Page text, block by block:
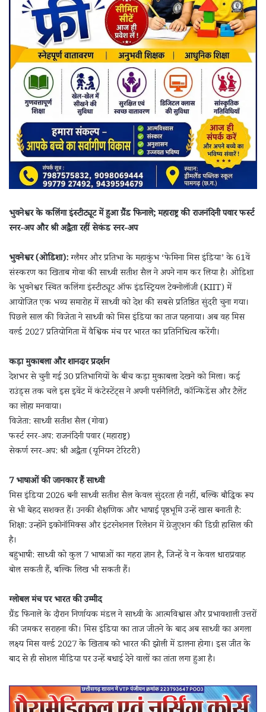
भुवनेश्वर के कलिंगा इंस्टीट्यूट में हुआ ग्रैंड फिनाले; महाराष्ट्र की राजनंदिनी पवार फर्स्ट
रनर-अप और श्री अद्वैता रहीं सेकंड रनर-अप
भुवनेश्वर (ओडिशा):ग्लैमर और प्रतिभा के महाकुंभ ‘फेमिना मिस इंडिया’ के 61वें
संस्करण का खिताब गोवा की साध्वी सतीश सैल ने अपने नाम कर लिया है। ओडिशा
के भुवनेश्वर स्थित कलिंगा इंस्टीट्यूट ऑफ इंडस्ट्रियल टेक्नोलॉजी (KIIT) में
आयोजित एक भव्य समारोह में साध्वी को देश की सबसे प्रतिष्ठित सुंदरी चुना गया।
पिछले साल की विजेता ने साध्वी को मिस इंडिया का ताज पहनाया। अब वह मिस
वर्ल्ड 2027 प्रतियोगिता में वैश्विक मंच पर भारत का प्रतिनिधित्व करेंगी।
कड़ा मुकाबला और शानदार प्रदर्शन
देशभर से चुनी गई 30 प्रतिभागियों के बीच कड़ा मुकाबला देखने को मिला। कई
राउंड्स तक चले इस इवेंट में कंटेस्टेंट्स ने अपनी पर्सनैलिटी, कॉन्फिडेंस और टैलेंट
का लोहा मनवाया।
विजेता: साध्वी सतीश सैल (गोवा)
फर्स्ट रनर-अप: राजनंदिनी पवार (महाराष्ट्र)
सेकर्ण रनर-अप: श्री अद्वैता (यूनियन टेरिटरी)
7 भाषाओं की जानकार हैं साध्वी
मिस इंडिया 2026 बनी साध्वी सतीश सैल केवल सुंदरता ही नहीं, बल्कि बौद्धिक रूप
से भी बेहद सशक्त हैं। उनकी शैक्षणिक और भाषाई पृष्ठभूमि उन्हें खास बनाती है:
शिक्षा: उन्होंने इकोनॉमिक्स और इंटरनेशनल रिलेशन में ग्रेजुएशन की डिग्री हासिल की
है।
बहुभाषी: साध्वी को कुल 7 भाषाओं का गहरा ज्ञान है, जिन्हें वे न केवल धाराप्रवाह
बोल सकती हैं, बल्कि लिख भी सकती हैं।
ग्लोबल मंच पर भारत की उम्मीद
ग्रैंड फिनाले के दौरान निर्णायक मंडल ने साध्वी के आत्मविश्वास और प्रभावशाली उत्तरों
की जमकर सराहना की। मिस इंडिया का ताज जीतने के बाद अब साध्वी का अगला
लक्ष्य मिस वर्ल्ड 2027 के खिताब को भारत की झोली में डालना होगा। इस जीत के
बाद से ही सोशल मीडिया पर उन्हें बधाई देने वालों का तांता लगा हुआ है।